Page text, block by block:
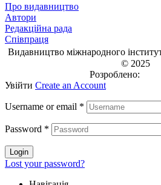
Про видавництво
Автори
Редакційна рада
Співпраця
Видавництво міжнародного
© 2025
Розроблено:
Увійти Create an Account
Username or email *
Password *
Login
Lost your password?